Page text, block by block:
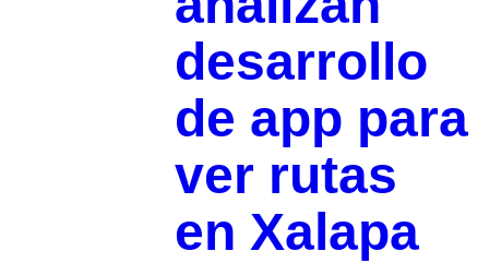
desarrollo
de app para
ver rutas
en Xalapa